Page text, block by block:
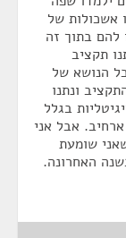
אשכולות של
להם בתוך זה
תקציב
הנושא של
ונתנו
בגלל
אבל אני
שומעת
האחרונה.